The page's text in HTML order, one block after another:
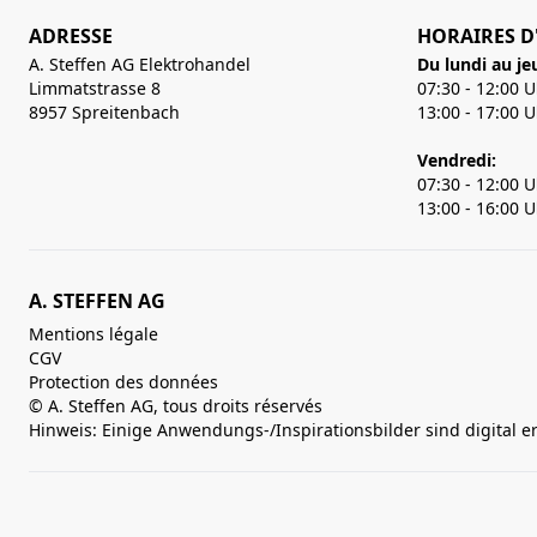
ADRESSE
A. Steffen AG Elektrohandel
Limmatstrasse 8
8957 Spreitenbach
HORAIRES
Du lundi au
07:30 - 12:00
13:00 - 17:00
Vendredi:
07:30 - 12:00
13:00 - 16:00
A. STEFFEN AG
Mentions légale
CGV
Protection des données
© A. Steffen AG, tous droits réservés
Hinweis: Einige Anwendungs-/Inspirationsbilder sind digital